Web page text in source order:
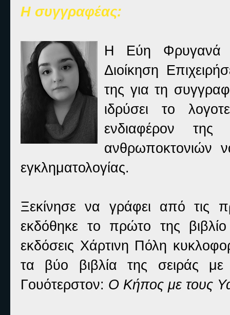
Η συγγραφέας:
Η Εύη Φρυγανά
Διοίκηση
της για τη
ιδρύσει το
ενδιαφέρον της
ανθρωποκτονιών
εγκληματολογίας.
Ξεκίνησε να γράφει από τις
εκδόθηκε το πρώτο της
εκδόσεις Χάρτινη Πόλη
τα βύο βιβλία της σειράς με
Γουότερστον: Ο Κήπος με τους